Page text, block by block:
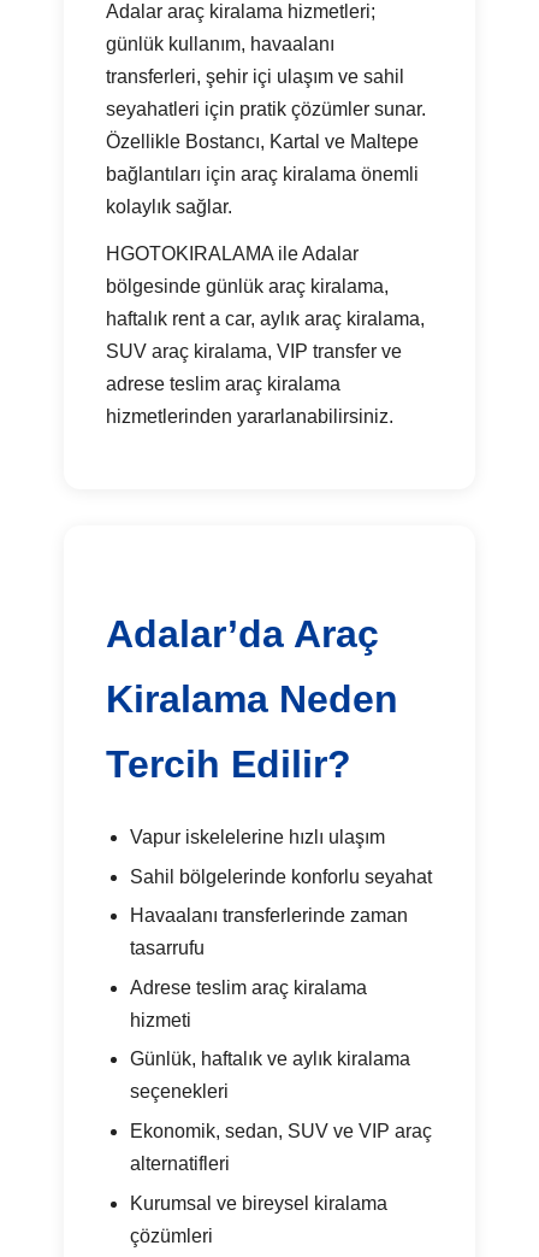
Adalar araç kiralama hizmetleri;
günlük kullanım, havaalanı
transferleri, şehir içi ulaşım ve sahil
seyahatleri için pratik çözümler sunar.
Özellikle Bostancı, Kartal ve Maltepe
bağlantıları için araç kiralama önemli
kolaylık sağlar.
HGOTOKIRALAMA ile Adalar
bölgesinde günlük araç kiralama,
haftalık rent a car, aylık araç kiralama,
SUV araç kiralama, VIP transfer ve
adrese teslim araç kiralama
hizmetlerinden yararlanabilirsiniz.
Adalar’da Araç
Kiralama Neden
Tercih Edilir?
Vapur iskelelerine hızlı ulaşım
Sahil bölgelerinde konforlu seyahat
Havaalanı transferlerinde zaman
tasarrufu
Adrese teslim araç kiralama
hizmeti
Günlük, haftalık ve aylık kiralama
seçenekleri
Ekonomik, sedan, SUV ve VIP araç
alternatifleri
Kurumsal ve bireysel kiralama
çözümleri